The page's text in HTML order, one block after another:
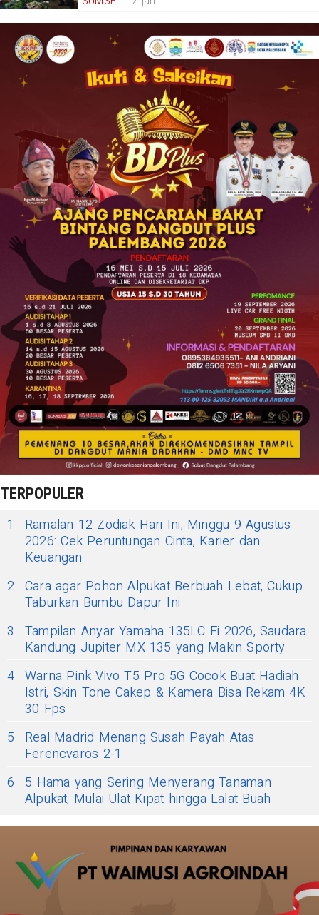
TERPOPULER
1
Ramalan 12 Zodiak Hari Ini, Minggu 9 Agustus
2026: Cek Peruntungan Cinta, Karier dan
Keuangan
2 Cara agar Pohon Alpukat Berbuah Lebat, Cukup
Taburkan Bumbu Dapur Ini
3
Tampilan Anyar Yamaha 135LC Fi 2026, Saudara
Kandung Jupiter MX 135 yang Makin Sporty
4 Warna Pink Vivo T5 Pro 5G Cocok Buat Hadiah
Istri, Skin Tone Cakep & Kamera Bisa Rekam 4K
30 Fps
5
Real Madrid Menang Susah Payah Atas
Ferencvaros 2-1
6
5 Hama yang Sering Menyerang Tanaman
Alpukat, Mulai Ulat Kipat hingga Lalat Buah